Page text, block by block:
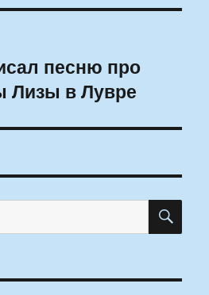
песню про
Лизы в Лувре